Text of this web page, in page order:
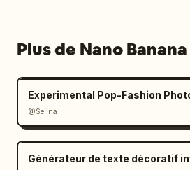
Plus de Nano
Experimental Pop-Fashion
@Selina